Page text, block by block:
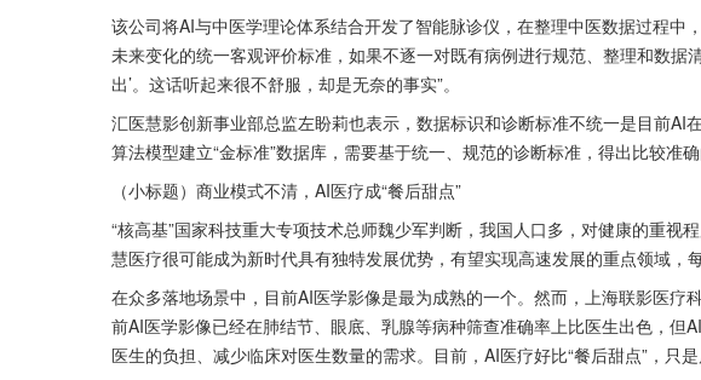
该公司将AI与中医学理论体系结合开发了智能脉诊仪，在整理中医数据过程中
未来变化的统一客观评价标准，如果不逐一对既有病例进行规范、整理和数据
出’。这话听起来很不舒服，却是无奈的事实”。
汇医慧影创新事业部总监左盼莉也表示，数据标识和诊断标准不统一是目前AI
算法模型建立“金标准”数据库，需要基于统一、规范的诊断标准，得出比较准
（小标题）商业模式不清，AI医疗成“餐后甜点”
“核高基”国家科技重大专项技术总师魏少军判断，我国人口多，对健康的重视
慧医疗很可能成为新时代具有独特发展优势，有望实现高速发展的重点领域，
在众多落地场景中，目前AI医学影像是最为成熟的一个。然而，上海联影医疗
前AI医学影像已经在肺结节、眼底、乳腺等病种筛查准确率上比医生出色，但
医生的负担、减少临床对医生数量的需求。目前，AI医疗好比“餐后甜点”，只是